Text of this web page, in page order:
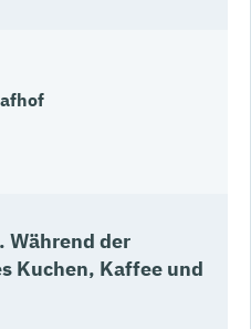
Während der
Kuchen, Kaffee und